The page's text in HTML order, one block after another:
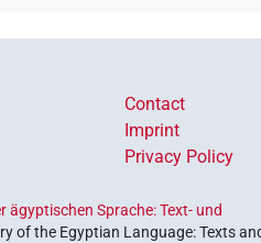
Contact
Imprint
Privacy Policy
Sprache: Text- und
of the Egyptian Language: Texts